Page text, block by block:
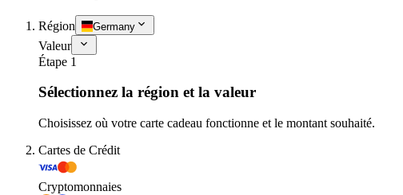
Région Germany
Valeur
Étape 1
Sélectionnez la région et la valeur
Choisissez où votre carte cadeau fonctionne et le montant souhaité.
Cartes de Crédit
Cryptomonnaies